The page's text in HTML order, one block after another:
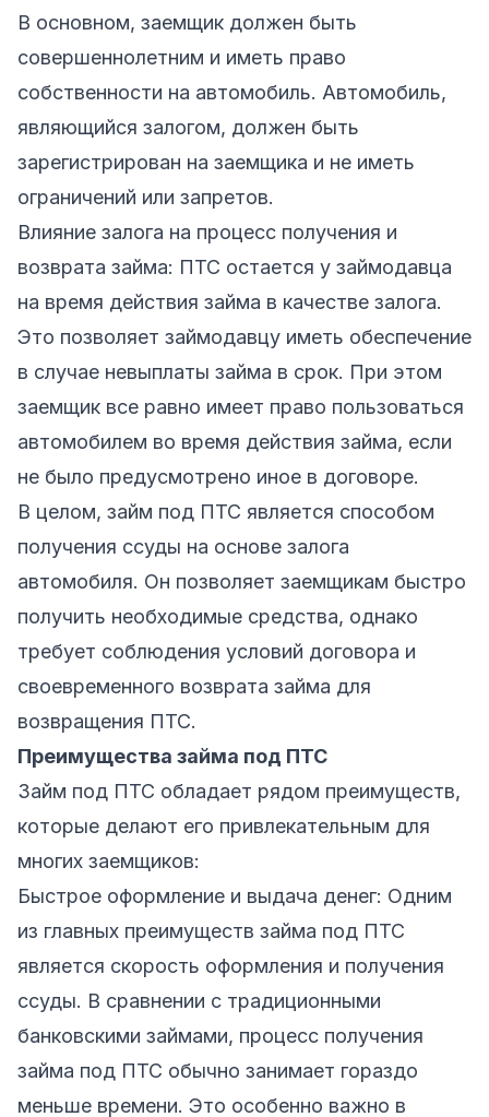
В основном, заемщик должен быть
совершеннолетним и иметь право
собственности на автомобиль. Автомобиль,
являющийся залогом, должен быть
зарегистрирован на заемщика и не иметь
ограничений или запретов.
Влияние залога на процесс получения и
возврата займа: ПТС остается у займодавца
на время действия займа в качестве залога.
Это позволяет займодавцу иметь обеспечение
в случае невыплаты займа в срок. При этом
заемщик все равно имеет право пользоваться
автомобилем во время действия займа, если
не было предусмотрено иное в договоре.
В целом, займ под ПТС является способом
получения ссуды на основе залога
автомобиля. Он позволяет заемщикам быстро
получить необходимые средства, однако
требует соблюдения условий договора и
своевременного возврата займа для
возвращения ПТС.
Преимущества займа под ПТС
Займ под ПТС обладает рядом преимуществ,
которые делают его привлекательным для
многих заемщиков:
Быстрое оформление и выдача денег: Одним
из главных преимуществ займа под ПТС
является скорость оформления и получения
ссуды. В сравнении с традиционными
банковскими займами, процесс получения
займа под ПТС обычно занимает гораздо
меньше времени. Это особенно важно в